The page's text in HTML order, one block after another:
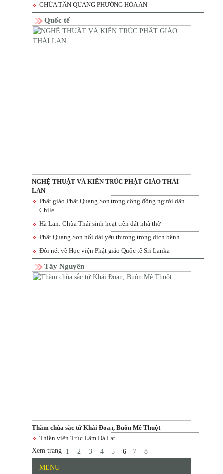
CHÙA TÂN QUANG PHƯỜNG HÓA AN
Quốc tế
NGHỆ THUẬT VÀ KIẾN TRÚC PHẬT GIÁO THÁI
LAN
Phật giáo Phật Quang Sơn trong cộng đồng người dân
Chile
Hà Lan: Chùa Thái sinh hoạt trên đất nhà thờ
Phật Quang Sơn nối dài yêu thương trong dịch bệnh
Đôi nét về Học viện Phật giáo Quốc tế Sri Lanka
Tây Nguyên
Thăm chùa sắc tứ Khải Đoan, Buôn Mê Thuột
Thiền viện Trúc Lâm Đà Lạt
Xem trang 1 2 3 4 5 6 7 8
MENU